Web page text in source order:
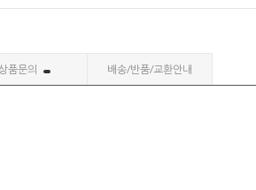
품문의 배송/반품/교환안내